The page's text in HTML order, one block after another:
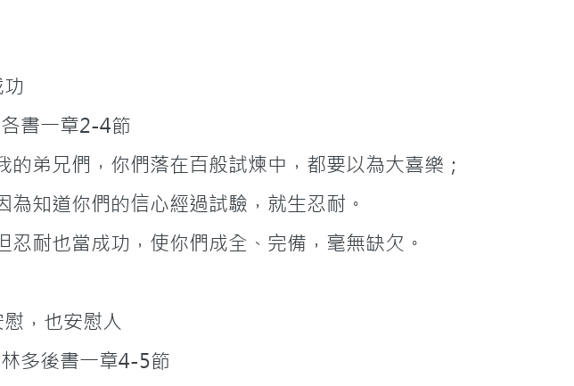
雅各書一章2-4節
2我的弟兄們，你們落在百般試煉中，都要以為大喜樂；
3因為知道你們的信心經過試驗，就生忍耐。
4但忍耐也當成功，使你們成全、完備，毫無缺欠。
，也安慰人
哥林多後書一章4-5節